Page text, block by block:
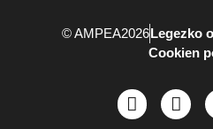
© AMPEA2026Legezko
Cookien